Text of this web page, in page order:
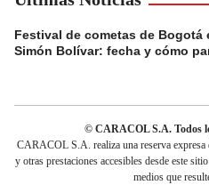
Festival de cometas de Bogotá
Simón Bolívar: fecha y cómo
© CARACOL S.A. Todos
CARACOL S.A. realiza una reserva expresa
y otras prestaciones accesibles desde este
medios que